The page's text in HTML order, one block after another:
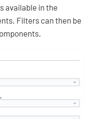
available in the
Filters can then be